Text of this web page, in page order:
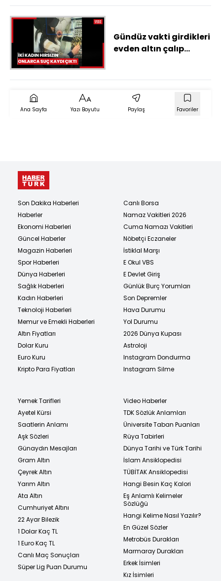
Gündüz vakti girdikleri
evden altın çalıp
Ana Sayfa Yazı Boyutu Paylaş Favoriler
Son Dakika Haberleri
Haberler
Ekonomi Haberleri
Güncel Haberler
Magazin Haberleri
Spor Haberleri
Dünya Haberleri
Sağlık Haberleri
Kadın Haberleri
Teknoloji Haberleri
Memur ve Emekli Haberleri
Altın Fiyatları
Dolar Kuru
Euro Kuru
Kripto Para Fiyatları
Canlı Borsa
Namaz Vakitleri 2026
Cuma Namazı Vakitleri
Nöbetçi Eczaneler
İstiklal Marşı
E Okul VBS
E Devlet Giriş
Günlük Burç Yorumları
Son Depremler
Hava Durumu
Yol Durumu
2026 Dünya Kupası
Astroloji
Instagram Dondurma
Instagram Silme
Yemek Tarifleri
Ayetel Kürsi
Saatlerin Anlamı
Aşk Sözleri
Günaydın Mesajları
Gram Altın
Çeyrek Altın
Yarım Altın
Ata Altın
Cumhuriyet Altını
22 Ayar Bilezik
1 Dolar Kaç TL
1 Euro Kaç TL
Canlı Maç Sonuçları
Süper Lig Puan Durumu
Video Haberler
TDK Sözlük Anlamları
Üniversite Taban Puanları
Rüya Tabirleri
Dünya Tarihi ve Türk Tarihi
İslam Ansiklopedisi
TÜBİTAK Ansiklopedisi
Hangi Besin Kaç Kalori
Eş Anlamlı Kelimeler
Sözlüğü
Hangi Kelime Nasıl Yazılır?
En Güzel Sözler
Metrobüs Durakları
Marmaray Durakları
Erkek İsimleri
Kız İsimleri